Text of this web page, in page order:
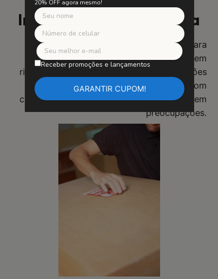
20% OFF agora mesmo!
Receber promoções e lançamentos
Instalação Fácil e Segura
SUA SEGURANÇA É NOSSA PRIORIDADE
Utilizamos suportes de alta qualidade para
garantir uma instalação fácil e segura, sem
risco de quedas. Diga adeus às preocupações
com fitas adesivas instáveis. Compre com
confiança e desfrute de sua obra de arte sem
preocupações.